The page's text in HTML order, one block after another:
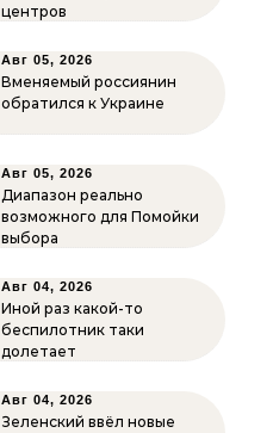
центров
Авг 05, 2026
Вменяемый россиянин
обратился к Украине
Авг 05, 2026
Диапазон реально
возможного для Помойки
выбора
Авг 04, 2026
Иной раз какой-то
беспилотник таки
долетает
Авг 04, 2026
Зеленский ввёл новые